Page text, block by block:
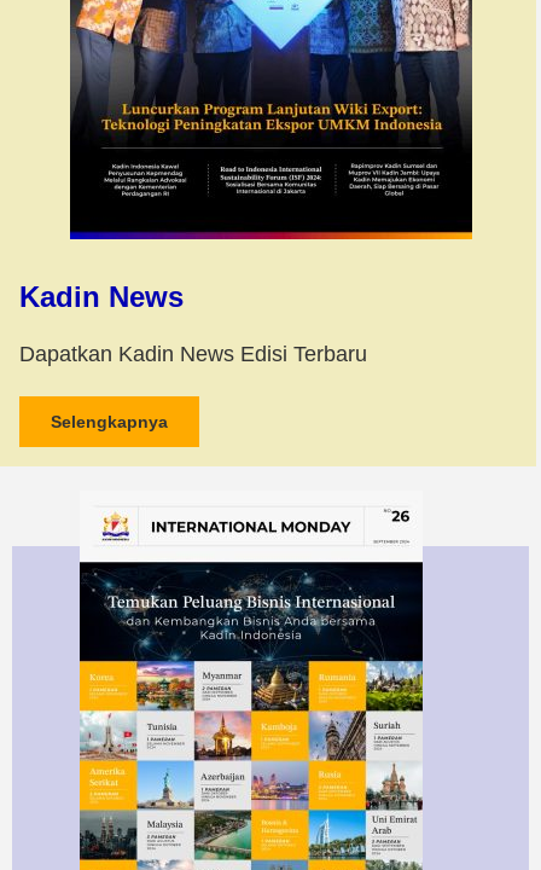
Kadin News
Dapatkan Kadin News Edisi Terbaru
Selengkapnya